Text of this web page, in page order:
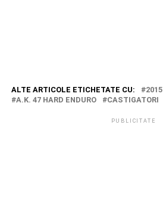
ALTE ARTICOLE ETICHETATE CU:
2015
A.K. 47 HARD ENDURO
CASTIGATORI
PUBLICITATE